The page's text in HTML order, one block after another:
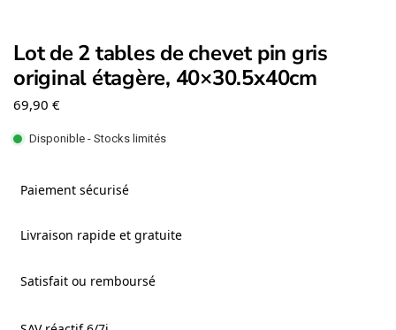
Lot de 2 tables de chevet pin gris
original étagère, 40×30.5x40cm
69,90 €
Disponible - Stocks limités
Paiement sécurisé
Livraison rapide et gratuite
Satisfait ou remboursé